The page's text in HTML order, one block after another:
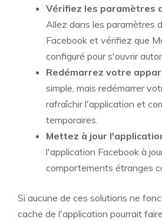
Vérifiez les paramètres
Allez dans les paramètres
Facebook et vérifiez que
configuré pour s'ouvrir
Redémarrez votre
simple, mais redémarrer
rafraîchir l'application et
temporaires.
Mettez à jour
l'application Facebook à
comportements étranges
Si aucune de ces solutions ne
cache de l'application pourrait